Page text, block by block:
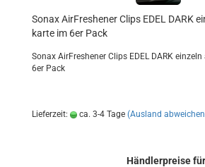
Sonax Air­Fres­he­ner Clips EDEL DARK
kar­te im 6er Pack
Sonax Air­Fres­he­ner Clips EDEL DARK
6er Pack
Lieferzeit: ca. 3-4 Tage (Ausland
Händlerpreise